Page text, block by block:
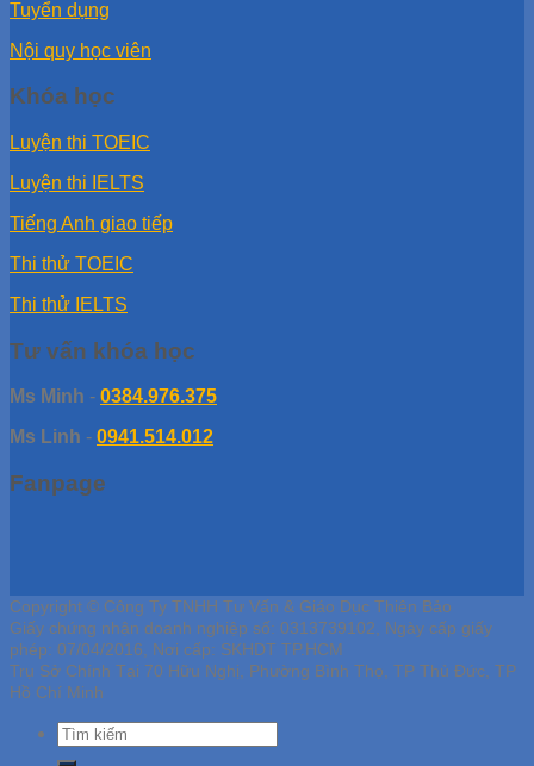
Tuyển dụng
Nội quy học viên
Khóa học
Luyện thi TOEIC
Luyện thi IELTS
Tiếng Anh giao tiếp
Thi thử TOEIC
Thi thử IELTS
Tư vấn khóa học
Ms Minh - 0384.976.375
Ms Linh - 0941.514.012
Fanpage
Copyright © Công Ty TNHH Tư Vấn & Giáo Dục Thiên Bảo
Giấy chứng nhận doanh nghiệp số: 0313739102, Ngày cấp giấy
phép: 07/04/2016, Nơi cấp: SKHDT TP.HCM
Trụ Sở Chính Tại 70 Hữu Nghị, Phường Bình Thọ, TP Thủ Đức, TP
Hồ Chí Minh